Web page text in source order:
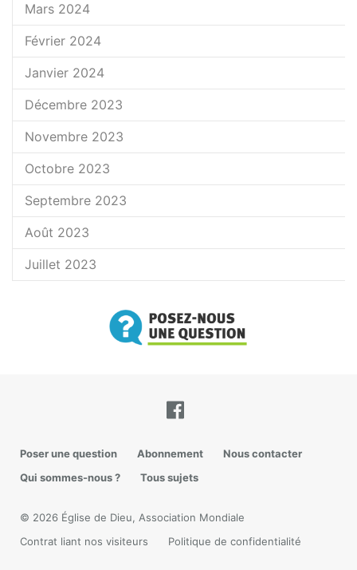
Mars 2024
Février 2024
Janvier 2024
Décembre 2023
Novembre 2023
Octobre 2023
Septembre 2023
Août 2023
Juillet 2023
Poser une question Abonnement
Nous contacter
Qui sommes-nous ?
Tous sujets
© 2026 Église de Dieu, Association Mondiale
Contrat liant nos visiteurs
Politique de confidentialité